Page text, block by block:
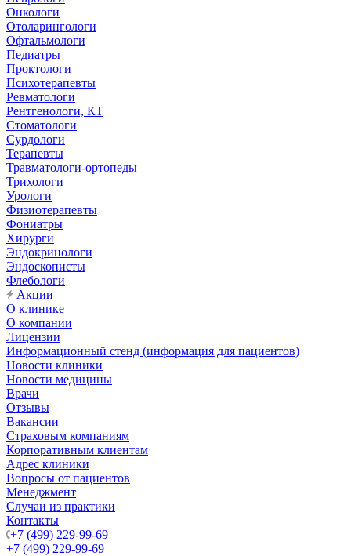
Онкологи
Отоларингологи
Офтальмологи
Педиатры
Проктологи
Психотерапевты
Ревматологи
Рентгенологи, КТ
Стоматологи
Сурдологи
Терапевты
Травматологи-ортопеды
Трихологи
Урологи
Физиотерапевты
Фониатры
Хирурги
Эндокринологи
Эндоскописты
Флебологи
Акции
О клинике
О компании
Лицензии
Информационный стенд (информация для пациентов)
Новости клиники
Новости медицины
Врачи
Отзывы
Вакансии
Страховым компаниям
Корпоративным клиентам
Адрес клиники
Вопросы от пациентов
Менеджмент
Случаи из практики
Контакты
+7 (499) 229-99-69
+7 (499) 229-99-69